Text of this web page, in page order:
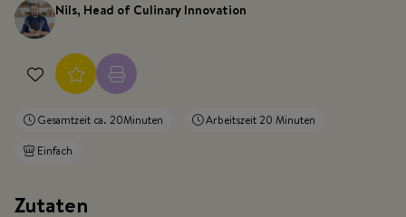
Nils, Head of Culinary Innovation
Gesamtzeit ca. 20Minuten
Arbeitszeit 20 Minuten
Einfach
Zutaten